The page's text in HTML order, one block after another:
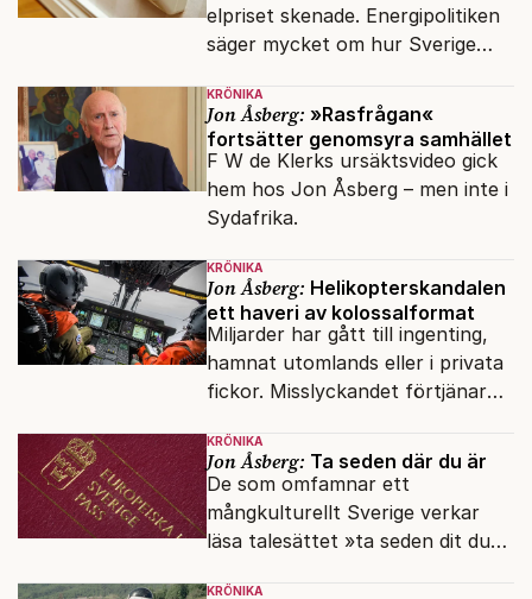
elpriset skenade. Energipolitiken
säger mycket om hur Sverige
KRÖNIKA
Jon Åsberg: »Rasfrågan«
fortsätter genomsyra samhället
F W de Klerks ursäktsvideo gick
hem hos Jon Åsberg – men inte i
Sydafrika.
KRÖNIKA
Jon Åsberg: Helikopterskandalen
ett haveri av kolossalformat
Miljarder har gått till ingenting,
hamnat utomlands eller i privata
fickor. Misslyckandet förtjänar
KRÖNIKA
Jon Åsberg: Ta seden där du är
De som omfamnar ett
mångkulturellt Sverige verkar
läsa talesättet »ta seden dit du
KRÖNIKA